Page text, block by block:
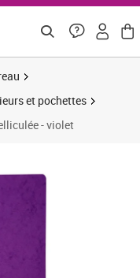
et pochettes
- violet